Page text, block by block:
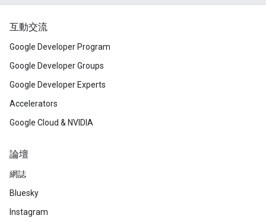
互動交流
Google Developer Program
Google Developer Groups
Google Developer Experts
Accelerators
Google Cloud & NVIDIA
論壇
網誌
Bluesky
Instagram